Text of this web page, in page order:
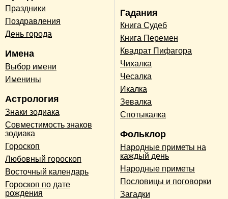
Праздники
Поздравления
День города
Имена
Выбор имени
Именины
Астрология
Знаки зодиака
Совместимость знаков
зодиака
Гороскоп
Любовный гороскоп
Восточный календарь
Гороскоп по дате
рождения
Гадания
Книга Судеб
Книга Перемен
Квадрат Пифагора
Чихалка
Чесалка
Икалка
Зевалка
Спотыкалка
Фольклор
Народные приметы на
каждый день
Народные приметы
Пословицы и поговорки
Загадки